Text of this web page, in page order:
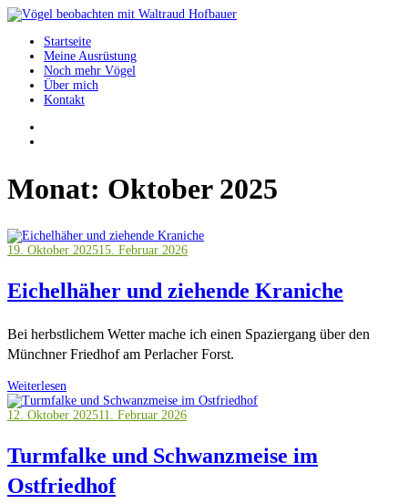
Springe
Inhalt
Vögel beobachten mit Waltraud Hofbauer
Startseite
Meine Ausrüstung
Noch mehr Vögel
Über mich
Kontakt
Monat: Oktober 2025
19. Oktober 202515. Februar 2026
Eichelhäher und ziehende Kraniche
Bei herbstlichem Wetter mache ich einen Spaziergang über den
Münchner Friedhof am Perlacher Forst.
Weiterlesen
12. Oktober 202511. Februar 2026
Turmfalke und Schwanzmeise im
Ostfriedhof